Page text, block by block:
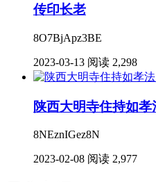
传印长老
8O7BjApz3BE
2023-03-13 阅读 2,298
陕西大明寺住持如
8NEznIGez8N
2023-02-08 阅读 2,977